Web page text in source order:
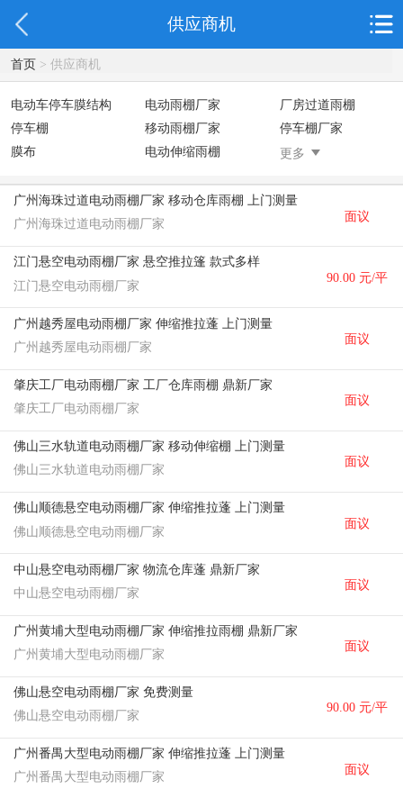
供应商机
首页> 供应商机
电动车停车膜结构
停车棚
电动雨棚厂家
厂房过道雨棚
移动雨棚厂家
停车棚厂家
膜布
电动伸缩雨棚
折叠雨棚
伸缩雨棚
仓库遮阳棚
推拉雨棚
电动推拉雨棚
膜结构停景观棚
更多
广州海珠过道电动雨棚厂家 移动仓库雨棚 上门测量
广州海珠过道电动雨棚厂家
面议
江门悬空电动雨棚厂家 悬空推拉篷 款式多样
江门悬空电动雨棚厂家
90.00 元/平
方米
广州越秀屋电动雨棚厂家 伸缩推拉蓬 上门测量
广州越秀屋电动雨棚厂家
面议
肇庆工厂电动雨棚厂家 工厂仓库雨棚 鼎新厂家
肇庆工厂电动雨棚厂家
面议
佛山三水轨道电动雨棚厂家 移动伸缩棚 上门测量
佛山三水轨道电动雨棚厂家
面议
佛山顺德悬空电动雨棚厂家 伸缩推拉蓬 上门测量
佛山顺德悬空电动雨棚厂家
面议
中山悬空电动雨棚厂家 物流仓库蓬 鼎新厂家
中山悬空电动雨棚厂家
面议
广州黄埔大型电动雨棚厂家 伸缩推拉雨棚 鼎新厂家
广州黄埔大型电动雨棚厂家
面议
佛山悬空电动雨棚厂家 免费测量
佛山悬空电动雨棚厂家
90.00 元/平
方米
广州番禺大型电动雨棚厂家 伸缩推拉蓬 上门测量
广州番禺大型电动雨棚厂家
面议